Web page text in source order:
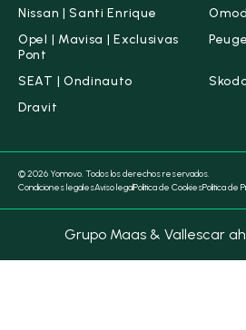
Nissan | Santi Enrique
Opel | Mavisa | Exclusivas
Pont
SEAT | Ondinauto
Dravit
Condiciones legalesAviso legalPolítica de CookiesPolítica de
© 2026 Yomovo. Todos los derechos reservados.
Grupo Maas & Vallescar